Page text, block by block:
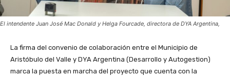
El intendente Juan José Mac Donald y Helga Fourcade, directora de DYA Argentina,
La firma del convenio de colaboración entre el Municipio de
Aristóbulo del Valle y DYA Argentina (Desarrollo y Autogestion)
marca la puesta en marcha del proyecto que cuenta con la